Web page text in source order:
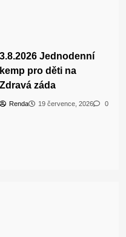
3.8.2026 Jednodenní
kemp pro děti na
Zdravá záda
Renda 19 července, 2026 0